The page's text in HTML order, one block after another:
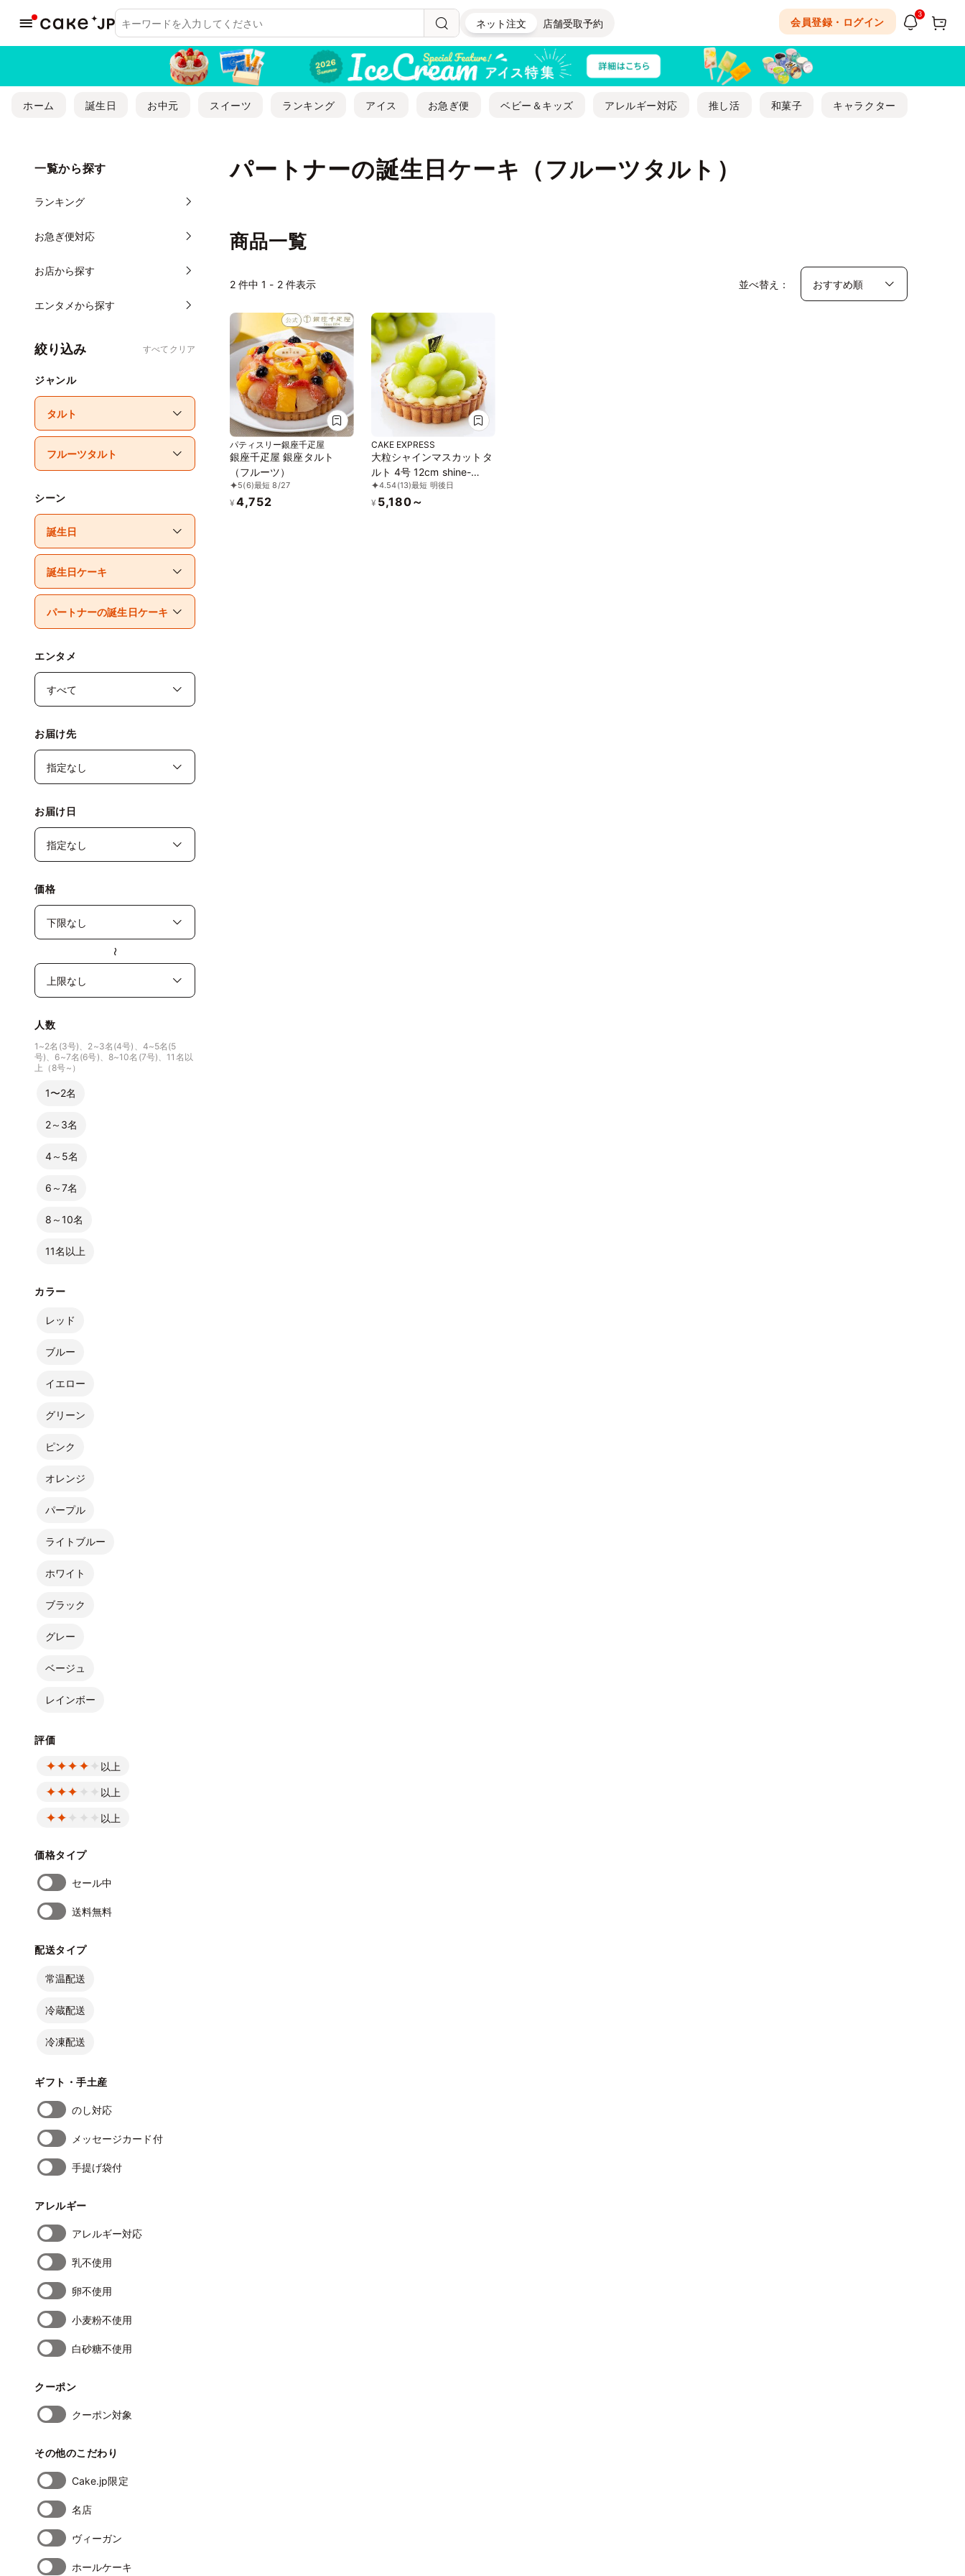
ネット注文 店舗受取予約 会員登録・ログイン
3
ホーム 誕生日 お中元 スイーツ ランキング アイス お急ぎ便 ベビー＆キッズ アレルギー対応 推し活 和菓子 キャラクター
パートナーの誕生日ケーキ（フルーツタルト）
一覧から探す
ランキング
お急ぎ便対応
お店から探す
エンタメから探す
絞り込み すべてクリア
ジャンル
シーン
エンタメ
お届け先
お届け日
価格
〜
人数
1~2名(3号)、2~3名(4号)、4~5名(5
号)、6~7名(6号)、8~10名(7号)、11名以
上（8号~）
1〜2名
2～3名
4～5名
6～7名
8～10名
11名以上
カラー
レッド
ブルー
イエロー
グリーン
ピンク
オレンジ
パープル
ライトブルー
ホワイト
ブラック
グレー
ベージュ
レインボー
評価
以上
以上
以上
価格タイプ
セール中
送料無料
配送タイプ
常温配送
冷蔵配送
冷凍配送
ギフト・手土産
のし対応
メッセージカード付
手提げ袋付
アレルギー
アレルギー対応
乳不使用
卵不使用
小麦粉不使用
白砂糖不使用
クーポン
クーポン対象
その他のこだわり
Cake.jp限定
名店
ヴィーガン
ホールケーキ
商品一覧
2 件中 1 - 2 件表示 並べ替え：
パティスリー銀座千疋屋
銀座千疋屋 銀座タルト
（フルーツ）
5(6)最短 8/27
¥ 4,752
CAKE EXPRESS
大粒シャインマスカットタ
ルト 4号 12cm shine-
muscat-tart-4
4.54(13)最短 明後日
¥ 5,180～